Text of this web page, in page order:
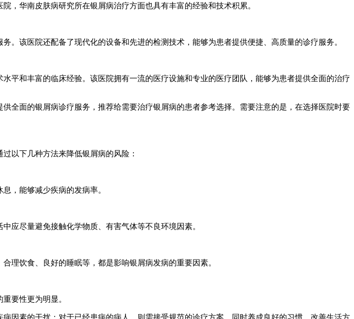
，华南皮肤病研究所在银屑病治疗方面也具有丰富的经验和技术积累。
。该医院还配备了现代化的设备和先进的检测技术，能够为患者提供便捷、高质量的诊疗服务。
平和丰富的临床经验。该医院拥有一流的医疗设施和专业的医疗团队，能够为患者提供全面的治疗
全面的银屑病诊疗服务，推荐给需要治疗银屑病的患者参考选择。需要注意的是，在选择医院时要
以下几种方法来降低银屑病的风险：
，能够减少疾病的发病率。
应尽量避免接触化学物质、有害气体等不良环境因素。
理饮食、良好的睡眠等，都是影响银屑病发病的重要因素。
要性更为明显。